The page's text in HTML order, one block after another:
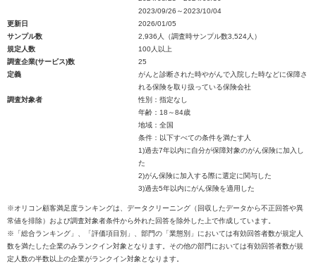
2023/09/26～2023/10/04
更新日
2026/01/05
サンプル数
2,936人（調査時サンプル数3,524人）
規定人数
100人以上
調査企業(サービス)数
25
定義
がんと診断された時やがんで入院した時などに保障さ
れる保険を取り扱っている保険会社
調査対象者
性別：指定なし
年齢：18～84歳
地域：全国
条件：以下すべての条件を満たす人
1)過去7年以内に自分が保障対象のがん保険に加入し
た
2)がん保険に加入する際に選定に関与した
3)過去5年以内にがん保険を適用した
※オリコン顧客満足度ランキングは、データクリーニング（回収したデータから不正回答や異
常値を排除）および調査対象者条件から外れた回答を除外した上で作成しています。
※「総合ランキング」、「評価項目別」、部門の「業態別」においては有効回答者数が規定人
数を満たした企業のみランクイン対象となります。その他の部門においては有効回答者数が規
定人数の半数以上の企業がランクイン対象となります。